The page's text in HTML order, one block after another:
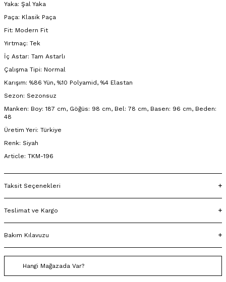
Yaka: Şal Yaka
Paça: Klasik Paça
Fit: Modern Fit
Yırtmaç: Tek
İç Astar: Tam Astarlı
Çalışma Tipi: Normal
Karışım: %86 Yün, %10 Polyamid, %4 Elastan
Sezon: Sezonsuz
Manken: Boy: 187 cm, Göğüs: 98 cm, Bel: 78 cm, Basen: 96 cm, Beden:
48
Üretim Yeri: Türkiye
Renk: Siyah
Article: TKM-196
Taksit Seçenekleri
Teslimat ve Kargo
Bakım Kılavuzu
Hangi Mağazada Var?